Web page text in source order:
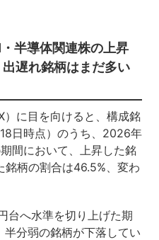
半導体関連株の上昇
遅れ銘柄はまだ多い
）に目を向けると、構成銘
日時点）のうち、2026年
間において、上昇した銘
柄の割合は46.5%、変わ
台へ水準を切り上げた期
半分弱の銘柄が下落してい